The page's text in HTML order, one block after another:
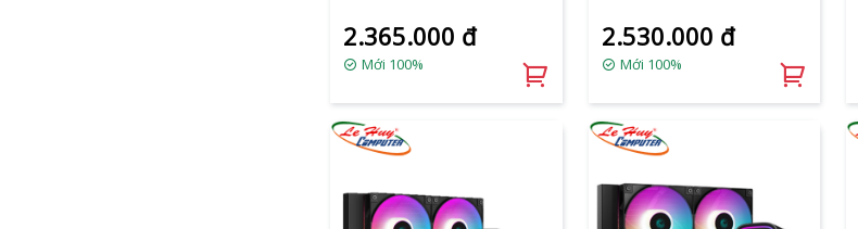
2.365.000 đ
Mới 100%
2.530.000 đ
Mới 100%